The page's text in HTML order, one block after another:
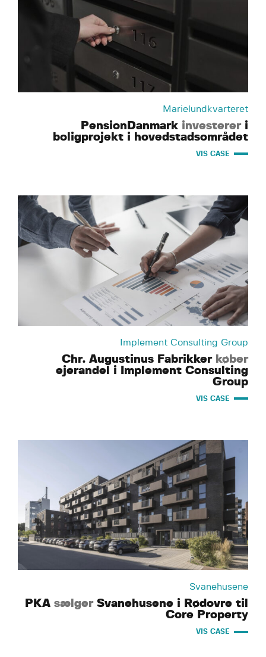
Marielundkvarteret
PensionDanmark investereri
boligprojekt i hovedstadsområdet
VIS CASE
Implement Consulting Group
Chr. Augustinus Fabrikker køber
ejerandel i Implement Consulting
Group
VIS CASE
Svanehusene
PKA sælgerSvanehusene i Rødovre til
Core Property
VIS CASE